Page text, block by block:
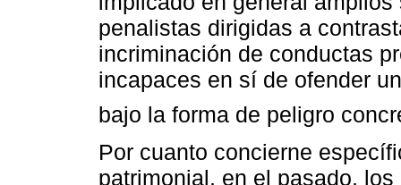
penalistas dirigidas a
incriminación de conductas
incapaces en sí de ofender
bajo la forma de peligro
Por cuanto concierne
patrimonial, en el pasado,